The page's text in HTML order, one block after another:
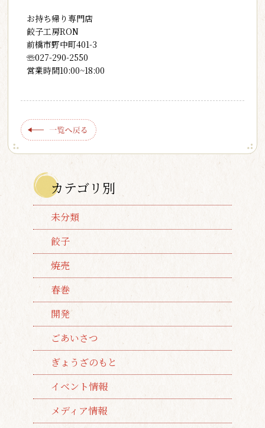
お持ち帰り専門店
餃子工房RON
前橋市野中町401-3
☏027-290-2550
営業時間10:00~18:00
カテゴリ別
未分類
餃子
焼売
春巻
開発
ごあいさつ
ぎょうざのもと
イベント情報
メディア情報